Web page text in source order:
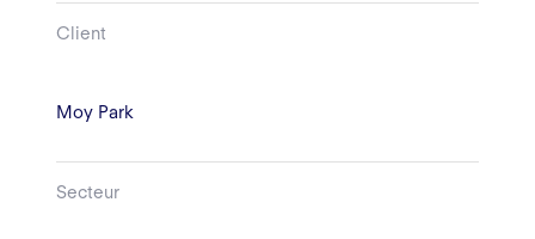
Client
Moy Park
Secteur